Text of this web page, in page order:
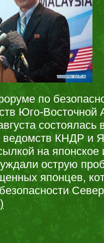
по
Юго-Восточной
состоялась
ведомств КНДР и
на японское
острую
японцев,